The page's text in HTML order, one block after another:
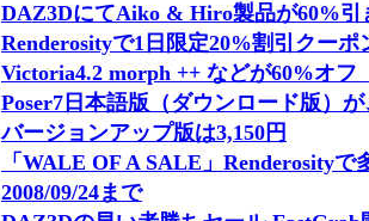
DAZ3DにてAiko & Hiro製品が60%
Renderosityで1日限定20%割引クー
Victoria4.2 morph ++ などが60%オ
Poser7日本語版（ダウンロード版）
バージョンアップ版は3,150円
「WALE OF A SALE」Renderosity
2008/09/24まで